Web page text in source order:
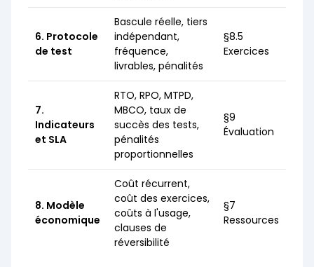
6. Protocole
de test
Bascule réelle, tiers
indépendant,
fréquence,
livrables, pénalités
§8.5
Exercices
7.
Indicateurs
et SLA
RTO, RPO, MTPD,
MBCO, taux de
succès des tests,
pénalités
proportionnelles
§9
Évaluation
8. Modèle
économique
Coût récurrent,
coût des exercices,
coûts à l'usage,
clauses de
réversibilité
§7
Ressources